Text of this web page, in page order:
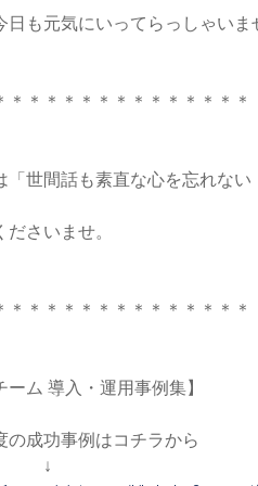
日も元気にいってらっしゃいま
＊＊＊＊＊＊＊＊＊＊＊＊＊＊
「世間話も素直な心を忘れない
さいませ。
＊＊＊＊＊＊＊＊＊＊＊＊＊＊
ーム 導入・運用事例集】
の成功事例はコチラから
↓